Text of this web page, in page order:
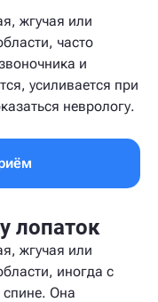
жгучая или
часто
и
усиливается при
неврологу.
лопаток
жгучая или
иногда с
спине. Она